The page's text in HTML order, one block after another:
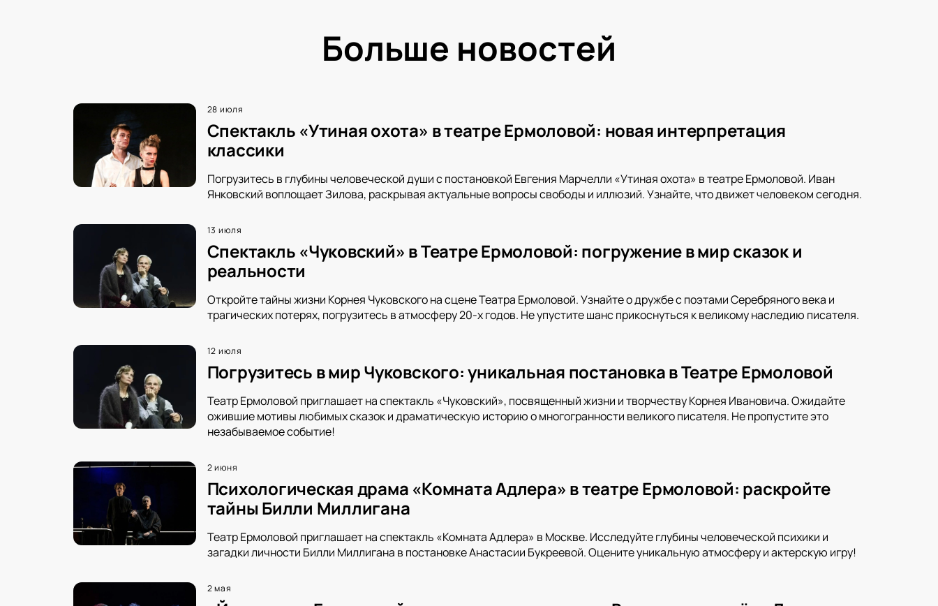
Больше новостей
28 июля
Спектакль «Утиная охота» в театре Ермоловой: новая интерпретация
классики
Погрузитесь в глубины человеческой души с постановкой Евгения Марчелли «Утиная охота» в театре Ермоловой. Иван
Янковский воплощает Зилова, раскрывая актуальные вопросы свободы и иллюзий. Узнайте, что движет человеком сегодня.
13 июля
Спектакль «Чуковский» в Театре Ермоловой: погружение в мир сказок и
реальности
Откройте тайны жизни Корнея Чуковского на сцене Театра Ермоловой. Узнайте о дружбе с поэтами Серебряного века и
трагических потерях, погрузитесь в атмосферу 20-х годов. Не упустите шанс прикоснуться к великому наследию писателя.
12 июля
Погрузитесь в мир Чуковского: уникальная постановка в Театре Ермоловой
Театр Ермоловой приглашает на спектакль «Чуковский», посвященный жизни и творчеству Корнея Ивановича. Ожидайте
ожившие мотивы любимых сказок и драматическую историю о многогранности великого писателя. Не пропустите это
незабываемое событие!
2 июня
Психологическая драма «Комната Адлера» в театре Ермоловой: раскройте
тайны Билли Миллигана
Театр Ермоловой приглашает на спектакль «Комната Адлера» в Москве. Исследуйте глубины человеческой психики и
загадки личности Билли Миллигана в постановке Анастасии Букреевой. Оцените уникальную атмосферу и актерскую игру!
2 мая